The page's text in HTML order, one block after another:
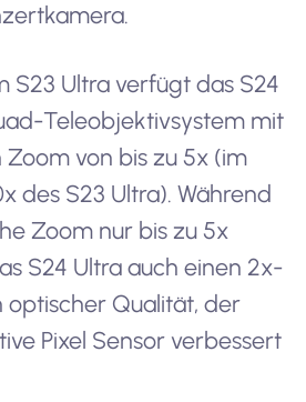
S23 Ultra verfügt das S24
Teleobjektivsystem mit
von bis zu 5x (im
des S23 Ultra). Während
Zoom nur bis zu 5x
S24 Ultra auch einen 2x-
optischer Qualität, der
Pixel Sensor verbessert